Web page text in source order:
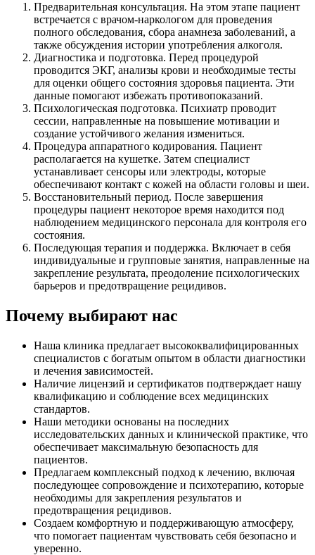
Предварительная консультация. На этом этапе пациент
встречается с врачом-наркологом для проведения
полного обследования, сбора анамнеза заболеваний, а
также обсуждения истории употребления алкоголя.
Диагностика и подготовка. Перед процедурой
проводится ЭКГ, анализы крови и необходимые тесты
для оценки общего состояния здоровья пациента. Эти
данные помогают избежать противопоказаний.
Психологическая подготовка. Психиатр проводит
сессии, направленные на повышение мотивации и
создание устойчивого желания измениться.
Процедура аппаратного кодирования. Пациент
располагается на кушетке. Затем специалист
устанавливает сенсоры или электроды, которые
обеспечивают контакт с кожей на области головы и шеи.
Восстановительный период. После завершения
процедуры пациент некоторое время находится под
наблюдением медицинского персонала для контроля его
состояния.
Последующая терапия и поддержка. Включает в себя
индивидуальные и групповые занятия, направленные на
закрепление результата, преодоление психологических
барьеров и предотвращение рецидивов.
Почему выбирают нас
Наша клиника предлагает высококвалифицированных
специалистов с богатым опытом в области диагностики
и лечения зависимостей.
Наличие лицензий и сертификатов подтверждает нашу
квалификацию и соблюдение всех медицинских
стандартов.
Наши методики основаны на последних
исследовательских данных и клинической практике, что
обеспечивает максимальную безопасность для
пациентов.
Предлагаем комплексный подход к лечению, включая
последующее сопровождение и психотерапию, которые
необходимы для закрепления результатов и
предотвращения рецидивов.
Создаем комфортную и поддерживающую атмосферу,
что помогает пациентам чувствовать себя безопасно и
уверенно.